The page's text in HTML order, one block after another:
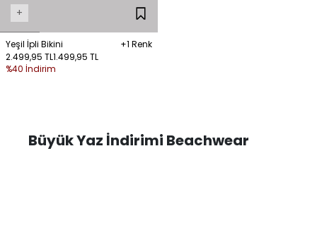
+
Yeşil İpli Bikini
+1 Renk
2.499,95 TL1.499,95 TL
%40 İndirim
Büyük Yaz İndirimi Beachwear